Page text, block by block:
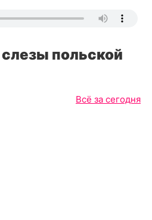
польской
Всё за сегодня